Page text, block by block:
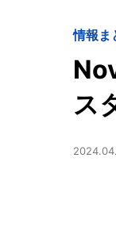
情報ま
ス